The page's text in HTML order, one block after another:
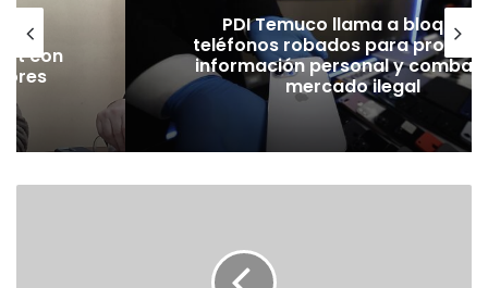
en
con
PDI Temuco llama a bloquear
teléfonos robados para
información personal y
mercado ilegal